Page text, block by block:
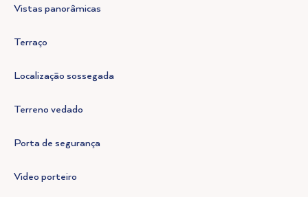
Vistas panorâmicas
Terraço
Localização sossegada
Terreno vedado
Porta de segurança
Video porteiro